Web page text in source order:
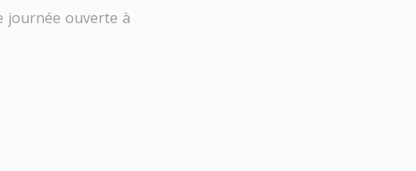
journée ouverte à